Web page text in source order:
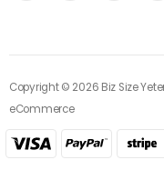
Copyright © 2026 Biz Size
eCommerce